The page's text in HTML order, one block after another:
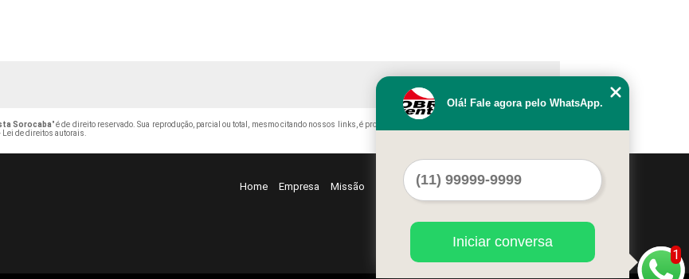
Sorocaba" é de direito reservado. Sua reprodução, parcial ou total, mesmo citando nossos links, é proibida sem a autorização do autor. Crime de violação
Lei de direitos autorais.
Home Empresa Missão Serviços Contato Mapa do site
1
Olá! Fale agora pelo WhatsApp.
Iniciar conversa